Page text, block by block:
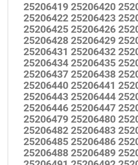
25206419 25206420
25206422 25206423
25206425 25206426
25206428 25206429
25206431 25206432
25206434 25206435
25206437 25206438
25206440 25206441
25206443 25206444
25206446 25206447
25206479 25206480
25206482 25206483
25206485 25206486
25206488 25206489